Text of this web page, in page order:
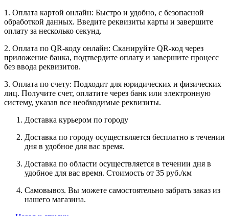
1. Оплата картой онлайн: Быстро и удобно, с безопасной
обработкой данных. Введите реквизиты карты и завершите
оплату за несколько секунд.
2. Оплата по QR-коду онлайн: Сканируйте QR-код через
приложение банка, подтвердите оплату и завершите процесс
без ввода реквизитов.
3. Оплата по счету: Подходит для юридических и физических
лиц. Получите счет, оплатите через банк или электронную
систему, указав все необходимые реквизиты.
Доставка курьером по городу
Доставка по городу осуществляется бесплатно в течении
дня в удобное для вас время.
Доставка по области осуществляется в течении дня в
удобное для вас время. Стоимость от 35 руб./км
Самовывоз. Вы можете самостоятельно забрать заказ из
нашего магазина.